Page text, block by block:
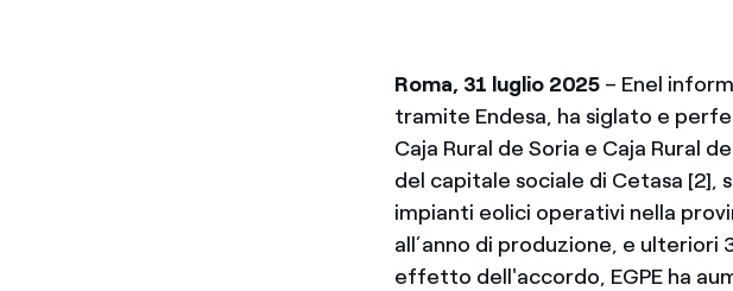
Roma, 31 luglio 2025 – Enel
tramite Endesa, ha siglato e
Caja Rural de Soria e Caja Rural
del capitale sociale di Cetasa
impianti eolici operativi nella
all’anno di produzione, e ulteriori
effetto dell'accordo, EGPE ha